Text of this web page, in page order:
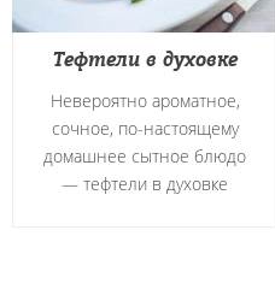
Тефтели в духовке
Невероятно ароматное,
сочное, по-настоящему
домашнее сытное блюдо
― тефтели в духовке